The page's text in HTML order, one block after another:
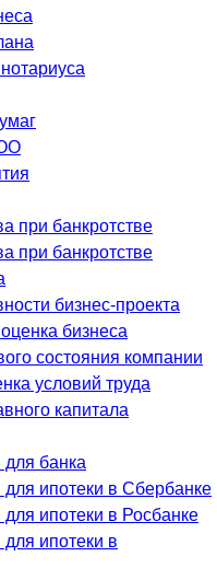
при банкротстве
при банкротстве
бизнес-проекта
бизнеса
состояния компании
условий труда
капитала
банка
ипотеки в Сбербанке
ипотеки в Росбанке
ипотеки в